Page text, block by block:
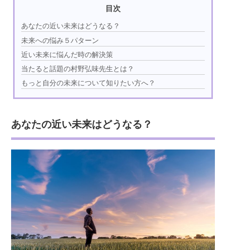
目次
あなたの近い未来はどうなる？
未来への悩み５パターン
近い未来に悩んだ時の解決策
当たると話題の村野弘味先生とは？
もっと自分の未来について知りたい方へ？
あなたの近い未来はどうなる？